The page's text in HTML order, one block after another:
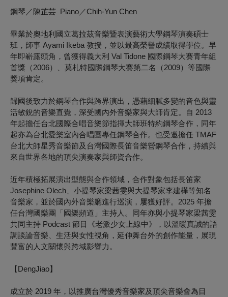
鋼琴／陳芷芸 Piano／Chih-Yun Chen
畢業於奧地利國立葛拉茲音樂暨表演藝術大學鋼琴演奏碩士
班，師事 Ayami Ikeba 教授，並以最高榮譽成績取得學位。早
年即嶄露頭角，曾獲得義大利 Val Tidone 國際鋼琴大賽青年組
首獎（2006）、莫札特國際鋼琴大賽第二名（2009）等國際
獎項肯定。
歸國後致力於鋼琴合作與跨界演出，憑藉細膩多變的音色與靈
活敏銳的音樂直覺，深受國內外音樂家與大師肯定。自 2013
年起擔任台北國際合唱音樂節指揮大師班特約鋼琴合作，同年
起亦為台北愛樂室內合唱團專任鋼琴合作。也受邀擔任 TMAF
台北大師星秀音樂節及台灣國際長笛音樂營鋼琴合作，持續與
來自世界各地的頂尖演奏家與師資合作。
近年積極拓展演出型態與合作領域，合作對象包括長笛家
Josephine Olech、小提琴家梁茜雯與大提琴家李建樺等知名
音樂家，並於國內外音樂廳進行巡演，屢獲好評。2025 年擔
任台灣國樂團「國樂頻道」主持人。同年亦與小提琴家梁茜雯
共同主持 Podcast 節目《老派少女上線中》，以溫暖真誠的語
調談論音樂、生活與女性視角，延伸舞台外的創作能量，展現
豐富的人文關懷與跨域影響力。
【DengJiao】
成立於 2019 年，以推廣台灣優秀音樂家及頂尖音樂會為目